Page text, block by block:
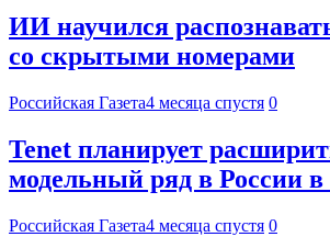
ИИ научился
со скрытыми номерами
Российская Газета4 месяца спустя 0
Tenet планирует
модельный ряд в России в
Российская Газета4 месяца спустя 0